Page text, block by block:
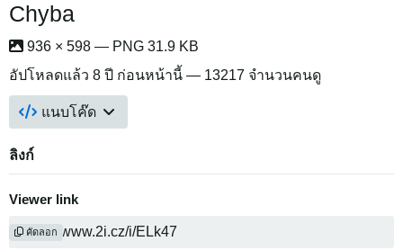
Chyba
936 × 598 — PNG 31.9 KB
อัปโหลดแล้ว 8 ปี ก่อนหน้านี้ — 13217 จำนวนคนดู
แนบโค๊ด
ลิงก์
Viewer link
คัดลอก